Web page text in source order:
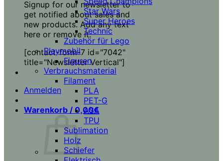
Signup for our newsletter to
get notified about sales and
new products. Add any text
here or remove it.
[contact-form-7 id="7042"
title="Newsletter Vertical"]
Anmelden
Warenkorb / 0,00€
Star Wars
Super Heroes
Technic
Zubehör für Lego
Playmobil
Figuren
Verbrauchsmaterial
Filament
PLA
PET-G
ASA
TPU
Sublimation
Holz
Schiefer